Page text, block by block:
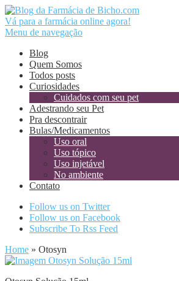
Vá para a farmácia online agora!
Menu de navegação
Blog
Quem Somos
Todos posts
Curiosidades
Cuidados com seu pet
Adestrando seu Pet
Pra descontrair
Bulas/Medicamentos
Uso oral
Uso tópico
Uso injetável
No ambiente
Contato
Follow us on Twitter
Follow us on Facebook
Subscribe To Rss Feed
Home » Otosyn